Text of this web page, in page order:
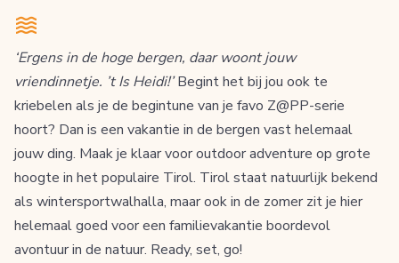
‘Ergens in de hoge bergen, daar woont jouw
vriendinnetje. ’t Is Heidi!’Begint het bij jou ook te
kriebelen als je de begintune van je favo Z@PP-serie
hoort? Dan is een vakantie in de bergen vast helemaal
jouw ding. Maak je klaar voor outdoor adventure op grote
hoogte in het populaire Tirol. Tirol staat natuurlijk bekend
als wintersportwalhalla, maar ook in de zomer zit je hier
helemaal goed voor een familievakantie boordevol
avontuur in de natuur. Ready, set, go!